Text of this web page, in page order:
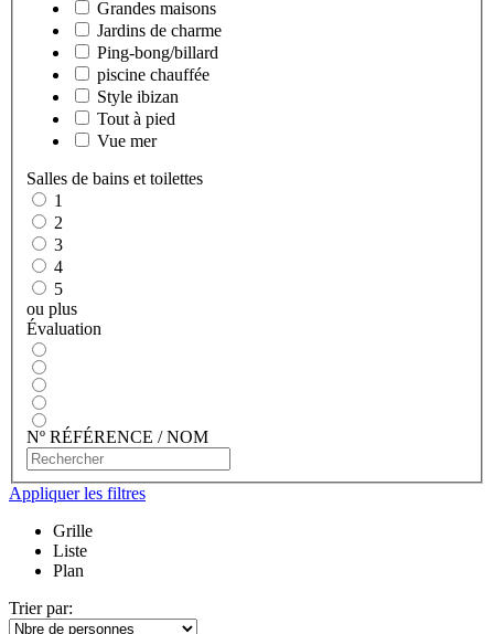
Grandes maisons
Jardins de charme
Ping-bong/billard
piscine chauffée
Style ibizan
Tout à pied
Vue mer
Salles de bains et toilettes
1
2
3
4
5
ou plus
Évaluation
Nº RÉFÉRENCE / NOM
Appliquer les filtres
Grille
Liste
Plan
Trier par: